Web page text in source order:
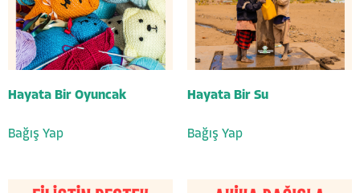
Hayata Bir Oyuncak
Bağış Yap
Hayata Bir Su
Bağış Yap